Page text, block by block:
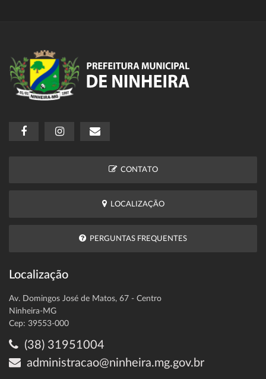
CONTATO
LOCALIZAÇÃO
PERGUNTAS FREQUENTES
Localização
Av. Domingos José de Matos, 67 - Centro
Ninheira-MG
Cep: 39553-000
(38) 31951004
administracao@ninheira.mg.gov.br